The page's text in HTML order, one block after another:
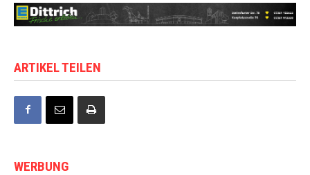
ARTIKEL TEILEN
WERBUNG